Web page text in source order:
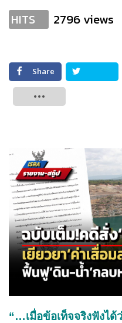
HITS 2796 views
Share
“…เมื่อข้อเท็จจริงฟังได้